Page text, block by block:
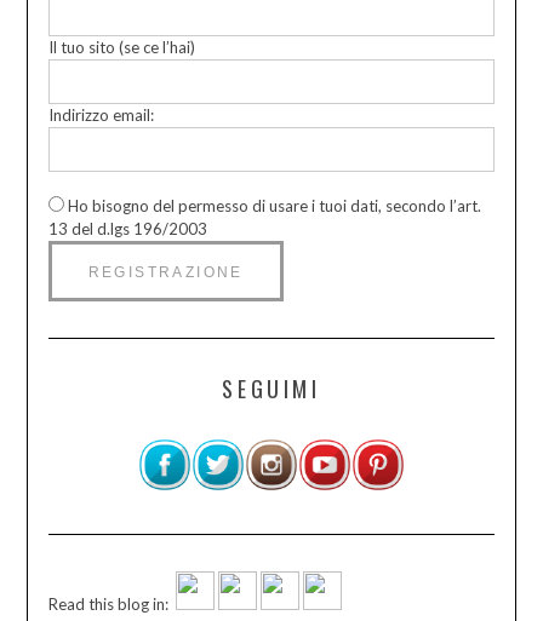
Il tuo sito (se ce l’hai)
Indirizzo email:
Ho bisogno del permesso di usare i tuoi dati, secondo l’art.
13 del d.lgs 196/2003
SEGUIMI
Read this blog in: